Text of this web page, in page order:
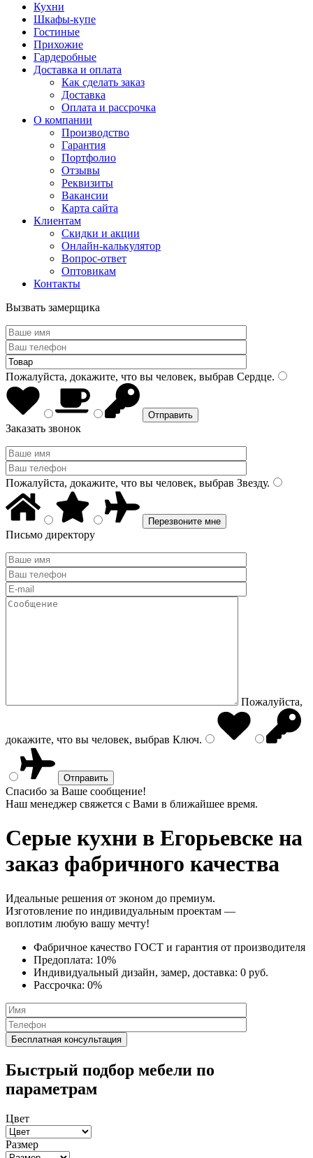
Кухни
Шкафы-купе
Гостиные
Прихожие
Гардеробные
Доставка и оплата
Как сделать заказ
Доставка
Оплата и рассрочка
О компании
Производство
Гарантия
Портфолио
Отзывы
Реквизиты
Вакансии
Карта сайта
Клиентам
Скидки и акции
Онлайн-калькулятор
Вопрос-ответ
Оптовикам
Контакты
Вызвать замерщика
Пожалуйста, докажите, что вы человек, выбрав Сердце.
Заказать звонок
Пожалуйста, докажите, что вы человек, выбрав Звезду.
Письмо директору
Пожалуйста,
докажите, что вы человек, выбрав Ключ.
Спасибо за Ваше сообщение!
Наш менеджер свяжется с Вами в ближайшее время.
Серые кухни в Егорьевске на
заказ фабричного качества
Идеальные решения от эконом до премиум.
Изготовление по индивидуальным проектам —
воплотим любую вашу мечту!
Фабричное качество ГОСТ и гарантия от производителя
Предоплата: 10%
Индивидуальный дизайн, замер, доставка: 0 руб.
Рассрочка: 0%
Быстрый подбор мебели по
параметрам
Цвет
Размер